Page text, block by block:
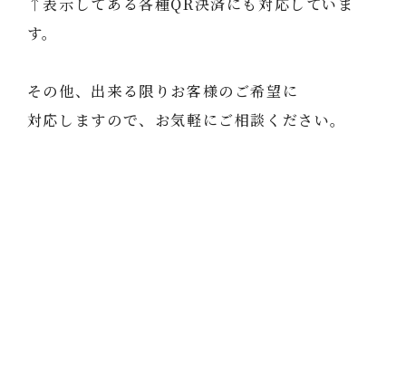
す。
その他、出来る限りお客様のご希望に
対応しますので、お気軽にご相談ください。